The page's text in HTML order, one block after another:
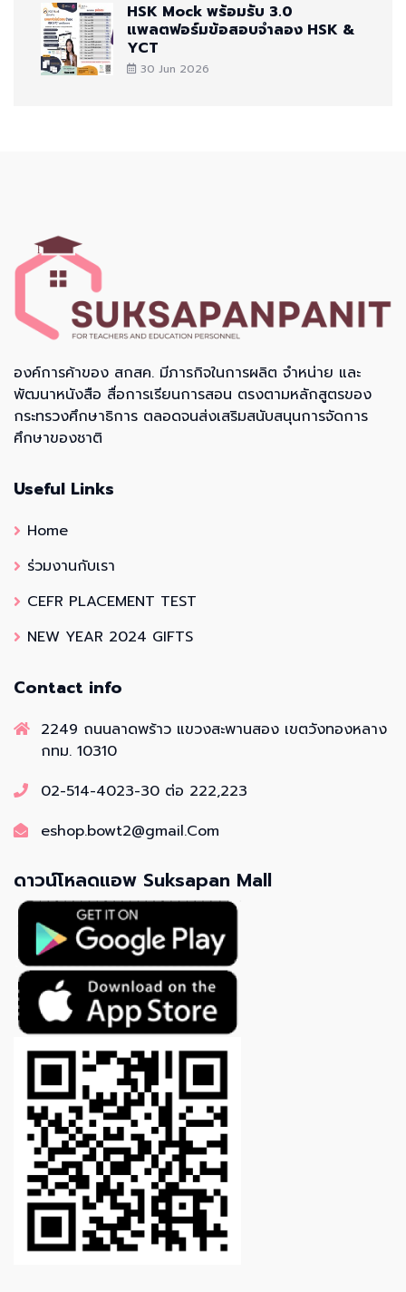
HSK Mock พร้อมรับ 3.0
แพลตฟอร์มข้อสอบจำลอง HSK &
YCT
30 Jun 2026
องค์การค้าของ สกสค. มีภารกิจในการผลิต จำหน่าย และ
พัฒนาหนังสือ สื่อการเรียนการสอน ตรงตามหลักสูตรของ
กระทรวงศึกษาธิการ ตลอดจนส่งเสริมสนับสนุนการจัดการ
ศึกษาของชาติ
Useful Links
Home
ร่วมงานกับเรา
CEFR PLACEMENT TEST
NEW YEAR 2024 GIFTS
Contact info
2249 ถนนลาดพร้าว แขวงสะพานสอง เขตวังทองหลาง
กทม. 10310
02-514-4023-30 ต่อ 222,223
eshop.bowt2@gmail.Com
ดาวน์โหลดแอพ Suksapan Mall